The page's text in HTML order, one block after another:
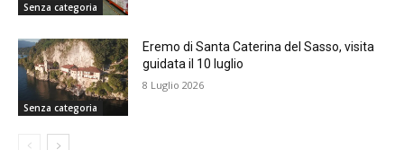
Senza categoria
Senza categoria
Eremo di Santa Caterina del Sasso, visita
guidata il 10 luglio
8 Luglio 2026